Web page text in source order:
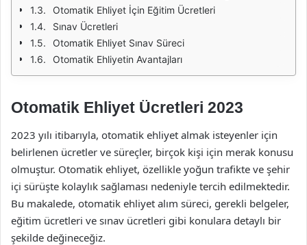
Otomatik Ehliyet İçin Eğitim Ücretleri
Sınav Ücretleri
Otomatik Ehliyet Sınav Süreci
Otomatik Ehliyetin Avantajları
Otomatik Ehliyet Ücretleri 2023
2023 yılı itibarıyla, otomatik ehliyet almak isteyenler için
belirlenen ücretler ve süreçler, birçok kişi için merak konusu
olmuştur. Otomatik ehliyet, özellikle yoğun trafikte ve şehir
içi sürüşte kolaylık sağlaması nedeniyle tercih edilmektedir.
Bu makalede, otomatik ehliyet alım süreci, gerekli belgeler,
eğitim ücretleri ve sınav ücretleri gibi konulara detaylı bir
şekilde değineceğiz.